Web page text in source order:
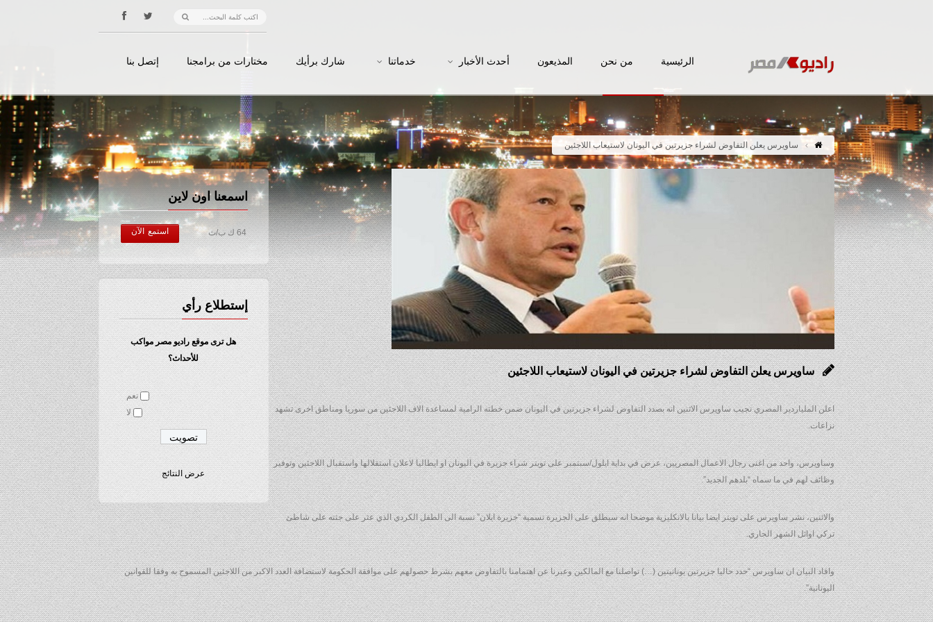
الرئيسية من نحن المذيعون أحدث الأخبار خدماتنا شارك برأيك مختارات من برامجنا إتصل بنا
ساويرس يعلن التفاوض لشراء جزيرتين في اليونان لاستيعاب اللاجئين
اسمعنا اون لاين
64 ك ب/ث استمع الآن
إستطلاع رأي
هل ترى موقع راديو مصر مواكب
للأحداث؟
نعم
لا
عرض النتائج
ساويرس يعلن التفاوض لشراء جزيرتين في اليونان لاستيعاب اللاجئين
اعلن الملياردير المصري نجيب ساويرس الاثنين انه بصدد التفاوض لشراء جزيرتين في اليونان ضمن خطته الرامية لمساعدة الاف اللاجئين من سوريا ومناطق اخرى تشهد
نزاعات.
وساويرس، واحد من اغنى رجال الاعمال المصريين، عرض في بداية ايلول/سبتمبر على تويتر شراء جزيرة في اليونان او ايطاليا لاعلان استقلالها واستقبال اللاجئين وتوفير
وظائف لهم في ما سماه “بلدهم الجديد”.
والاثنين، نشر ساويرس على تويتر ايضا بيانا بالانكليزية موضحا انه سيطلق على الجزيرة تسمية “جزيرة ايلان” نسبة الى الطفل الكردي الذي عثر على جثته على شاطئ
تركي اوائل الشهر الجاري.
وافاد البيان ان ساويرس “حدد حاليا جزيرتين يونانيتين (…) تواصلنا مع المالكين وعبرنا عن اهتمامنا بالتفاوض معهم بشرط حصولهم على موافقة الحكومة لاستضافة العدد الاكبر من اللاجئين المسموح به وفقا للقوانين
اليونانية”.